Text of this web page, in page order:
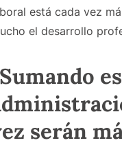
está cada vez
el desarrollo
serán